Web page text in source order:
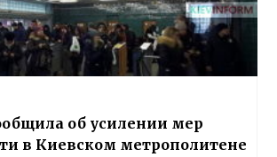
об усилении мер
в Киевском метрополитене